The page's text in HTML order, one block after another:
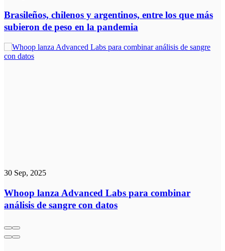
Brasileños, chilenos y argentinos, entre los que más
subieron de peso en la pandemia
30 Sep, 2025
Whoop lanza Advanced Labs para combinar
análisis de sangre con datos